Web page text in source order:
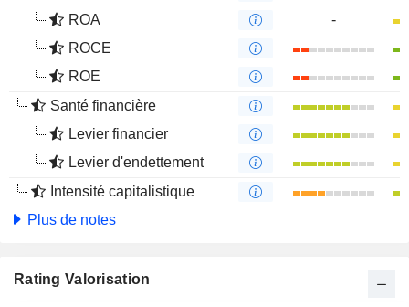
ROA
-
ROCE
ROE
Santé financière
Levier financier
Levier d'endettement
Intensité capitalistique
Plus de notes
Rating Valorisation